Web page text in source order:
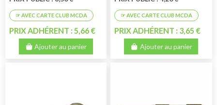
PRIX ADHÉRENT : 5,66 €
Ajouter au panier
PRIX ADHÉRENT : 3,65 €
Ajouter au panier